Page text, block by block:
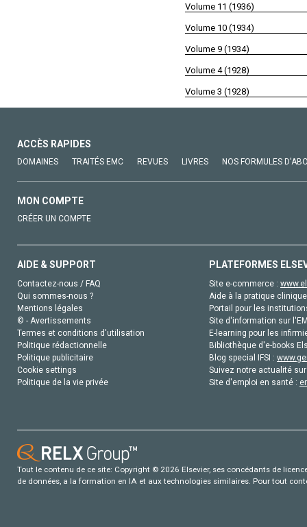
Volume 11 (1936)
Volume 10 (1934)
Volume 9 (1934)
Volume 4 (1928)
Volume 3 (1928)
ACCÈS RAPIDES
DOMAINES TRAITÉS EMC REVUES LIVRES NOS FORMULES
MON COMPTE
CRÉER UN COMPTE
AIDE & SUPPORT
Contactez-nous / FAQ
Qui sommes-nous ?
Mentions légales
© - Avertissements
Termes et conditions d'utilisation
Politique rédactionnelle
Politique publicitaire
Cookie settings
Politique de la vie privée
PLATEFORMES
Site e-commerce :
Aide à la pratique
Portail pour les
Site d'information sur
E-learning pour les
Bibliothèque d'e-books
Blog special IFSI :
Suivez notre actualité
Site d'emploi en santé :
Tout le contenu de ce site: Copyright © 2026 Elsevier, ses concédants de
de données, a la formation en IA et aux technologies similaires. Pour tout